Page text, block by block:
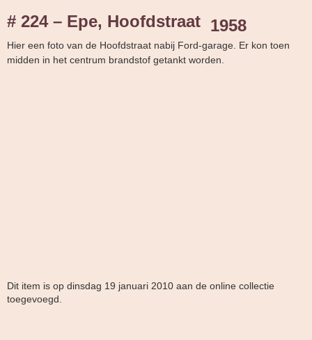
# 224 – Epe, Hoofdstraat 1958
Hier een foto van de Hoofdstraat nabij Ford-garage. Er kon toen
midden in het centrum brandstof getankt worden.
Dit item is op dinsdag 19 januari 2010 aan de online collectie
toegevoegd.